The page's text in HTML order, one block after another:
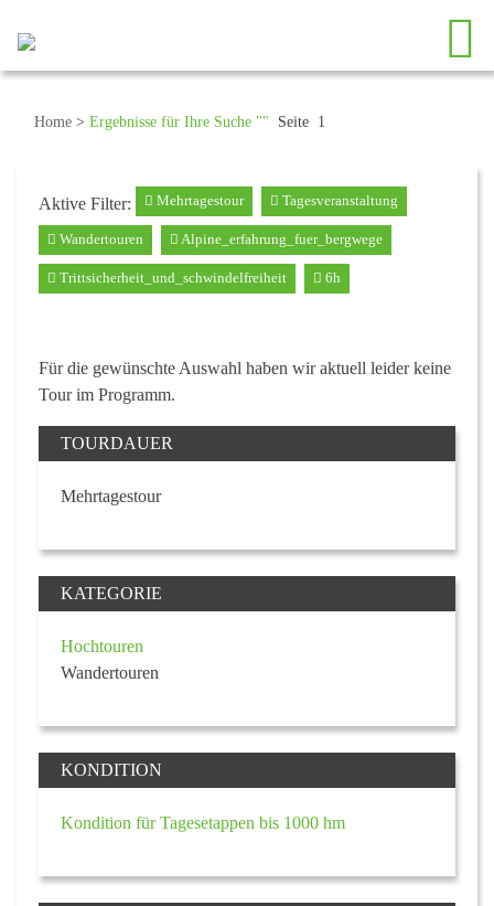
Home > Ergebnisse für Ihre Suche "" Seite 1
Aktive Filter: Mehrtagestour Tagesveranstaltung
Wandertouren Alpine_erfahrung_fuer_bergwege
Trittsicherheit_und_schwindelfreiheit 6h
Für die gewünschte Auswahl haben wir aktuell leider keine
Tour im Programm.
TOURDAUER
Mehrtagestour
KATEGORIE
Hochtouren
Wandertouren
KONDITION
Kondition für Tagesetappen bis 1000 hm